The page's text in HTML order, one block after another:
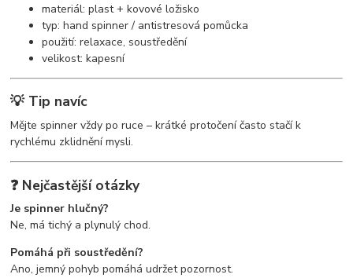
materiál: plast + kovové ložisko
typ: hand spinner / antistresová pomůcka
použití: relaxace, soustředění
velikost: kapesní
💡 Tip navíc
Mějte spinner vždy po ruce – krátké protočení často stačí k
rychlému zklidnění mysli.
❓ Nejčastější otázky
Je spinner hlučný?
Ne, má tichý a plynulý chod.
Pomáhá při soustředění?
Ano, jemný pohyb pomáhá udržet pozornost.